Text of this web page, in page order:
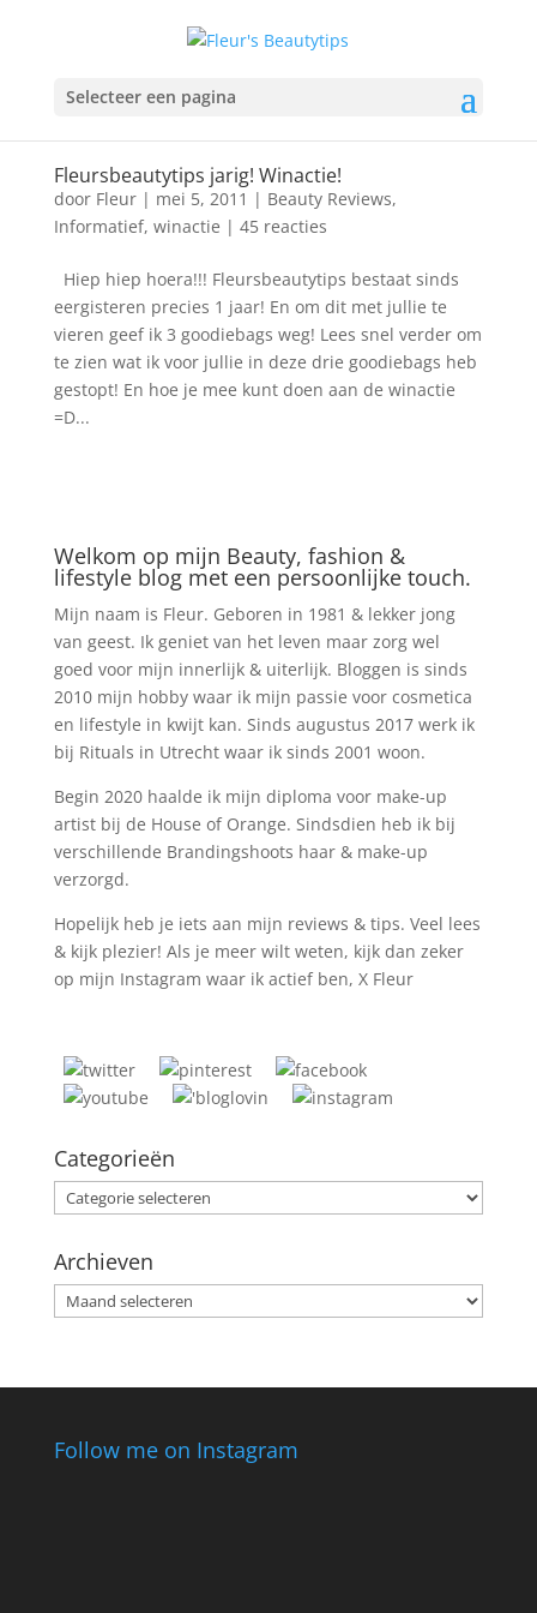
Selecteer een pagina
Fleursbeautytips jarig! Winactie!
door Fleur| mei 5, 2011 | Beauty Reviews,
Informatief, winactie | 45 reacties
Hiep hiep hoera!!! Fleursbeautytips bestaat sinds
eergisteren precies 1 jaar! En om dit met jullie te
vieren geef ik 3 goodiebags weg! Lees snel verder om
te zien wat ik voor jullie in deze drie goodiebags heb
gestopt! En hoe je mee kunt doen aan de winactie
=D...
Welkom op mijn Beauty, fashion &
lifestyle blog met een persoonlijke touch.
Mijn naam is Fleur. Geboren in 1981 & lekker jong
van geest. Ik geniet van het leven maar zorg wel
goed voor mijn innerlijk & uiterlijk. Bloggen is sinds
2010 mijn hobby waar ik mijn passie voor cosmetica
en lifestyle in kwijt kan. Sinds augustus 2017 werk ik
bij Rituals in Utrecht waar ik sinds 2001 woon.
Begin 2020 haalde ik mijn diploma voor make-up
artist bij de House of Orange. Sindsdien heb ik bij
verschillende Brandingshoots haar & make-up
verzorgd.
Hopelijk heb je iets aan mijn reviews & tips. Veel lees
& kijk plezier! Als je meer wilt weten, kijk dan zeker
op mijn Instagram waar ik actief ben, X Fleur
Categorieën
Categorieën
Archieven
Archieven
Follow me on Instagram